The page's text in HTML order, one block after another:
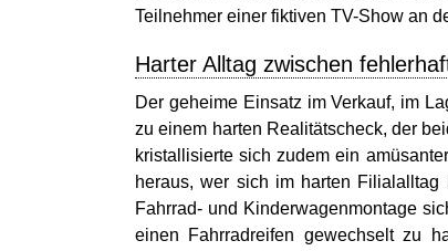
Teilnehmer einer fiktiven TV-Show an
Harter Alltag zwischen
Der geheime Einsatz im Verkauf, im
zu einem harten Realitätscheck, der
kristallisierte sich zudem ein
heraus, wer sich im harten
Fahrrad- und Kinderwagenmontage
einen Fahrradreifen gewechselt zu